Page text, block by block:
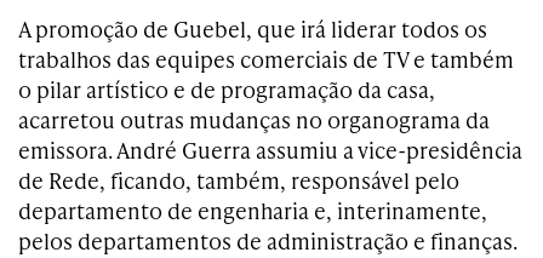
A promoção de Guebel, que irá liderar todos os
trabalhos das equipes comerciais de TV e também
o pilar artístico e de programação da casa,
acarretou outras mudanças no organograma da
emissora. André Guerra assumiu a vice-presidência
de Rede, ficando, também, responsável pelo
departamento de engenharia e, interinamente,
pelos departamentos de administração e finanças.